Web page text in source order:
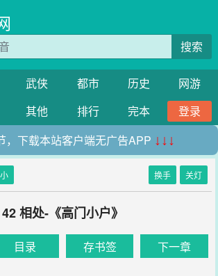
搜索
武侠 都市 历史
网游
其他 排行 完本
登录
，下载本站客户端无广告APP ↓↓↓
小 换手 关灯
42 相处-《高门小户》
目录 存书签 下一章